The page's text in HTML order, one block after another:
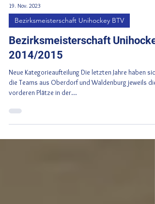
19. Nov. 2023
Bezirksmeisterschaft Unihockey BTV
Bezirksmeisterschaft
2014/2015
Neue Kategorieaufteilung Die letzten Jahre haben sich
vorderen Plätze in der...